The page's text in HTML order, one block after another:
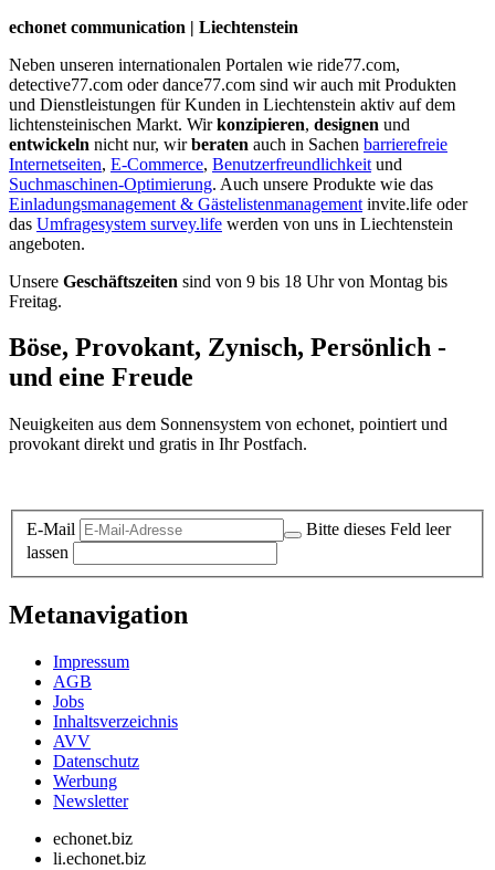
echonet communication | Liechtenstein
Neben unseren internationalen Portalen wie ride77.com,
detective77.com oder dance77.com sind wir auch mit Produkten
und Dienstleistungen für Kunden in Liechtenstein aktiv auf dem
lichtensteinischen Markt. Wirkonzipieren, designen und
entwickeln nicht nur, wirberaten auch in Sachen barrierefreie
Internetseiten, E-Commerce, Benutzerfreundlichkeit und
Suchmaschinen-Optimierung. Auch unsere Produkte wie das
Einladungsmanagement & Gästelistenmanagement invite.life oder
das Umfragesystem survey.life werden von uns in Liechtenstein
angeboten.
Unsere Geschäftszeiten sind von 9 bis 18 Uhr von Montag bis
Freitag.
Böse, Provokant, Zynisch, Persönlich -
und eine Freude
Neuigkeiten aus dem Sonnensystem von echonet, pointiert und
provokant direkt und gratis in Ihr Postfach.
E-Mail
Bitte dieses Feld leer
lassen
Metanavigation
Impressum
AGB
Jobs
Inhaltsverzeichnis
AVV
Datenschutz
Werbung
Newsletter
echonet.biz
li.echonet.biz